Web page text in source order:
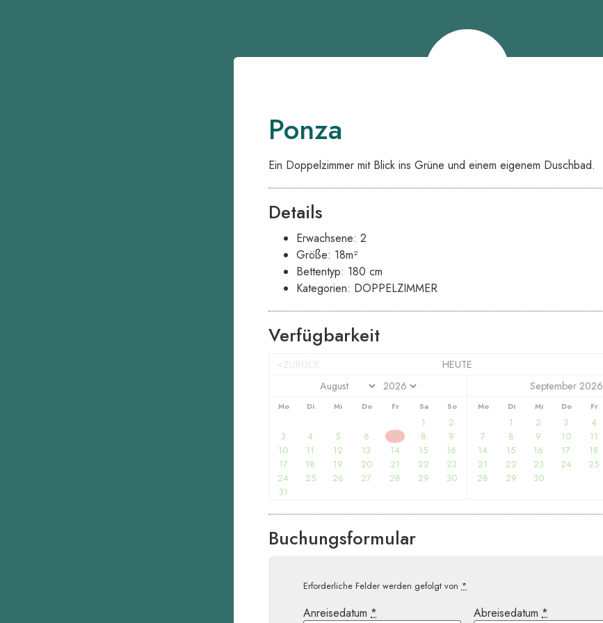
Ponza
Ein Doppelzimmer mit Blick ins Grüne und einem eigenem Duschbad.
Details
Erwachsene: 2
Größe: 18m²
Bettentyp: 180 cm
Kategorien: DOPPELZIMMER
Verfügbarkeit
<ZURÜCK HEUTE
Mo Di Mi Do Fr Sa So
1
2
3
4 5 6 7 8
9
10
11 12 13 14 15
16
17
18 19 20 21 22
23
24
25 26 27 28 29
30
31
September 2026
Mo Di Mi Do Fr
1 2 3 4
7
8 9 10 11
14
15 16 17 18
21
22 23 24 25
28
29 30
Buchungsformular
Erforderliche Felder werden gefolgt von *
Anreisedatum * Abreisedatum*